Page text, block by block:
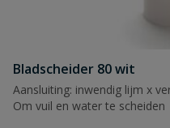
Bladscheider 80 wit
Aansluiting: inwendig lijm x
Om vuil en water te